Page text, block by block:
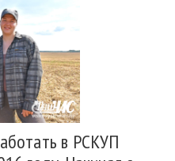
в РСКУП